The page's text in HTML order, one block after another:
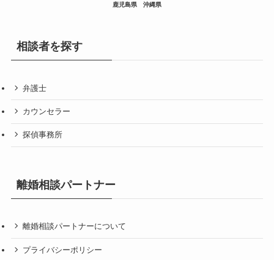
鹿児島県 沖縄県
相談者を探す
弁護士
カウンセラー
探偵事務所
離婚相談パートナー
離婚相談パートナーについて
プライバシーポリシー